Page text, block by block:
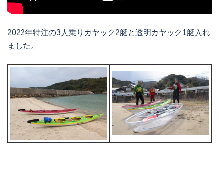
2022年特注の3人乗りカヤック2艇と透明カヤック1艇入れ
ました。